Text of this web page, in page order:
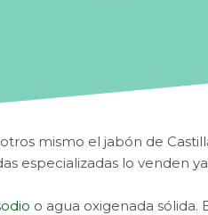
mismo el jabón de
especializadas lo venden
o agua oxigenada